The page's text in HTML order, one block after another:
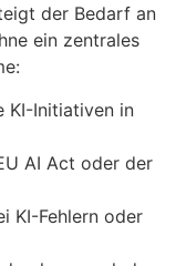
der Bedarf an
ein zentrales
KI-Initiativen in
AI Act oder der
KI-Fehlern oder